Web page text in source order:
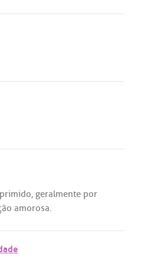
, geralmente por
amorosa.